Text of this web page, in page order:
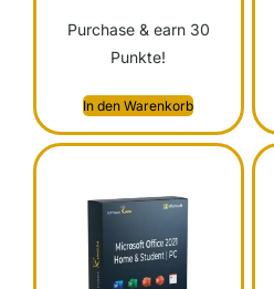
Purchase & earn 30
Punkte!
In den Warenkorb